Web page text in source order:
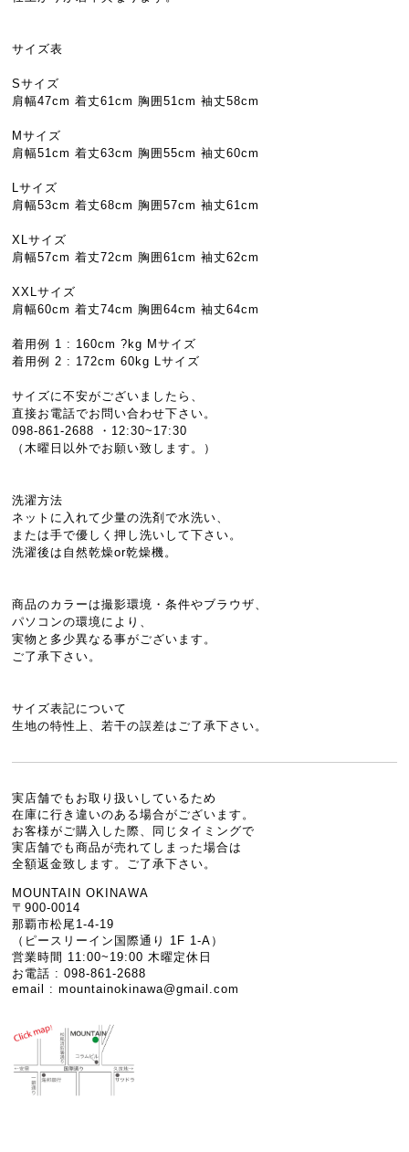
サイズ表
Sサイズ
肩幅47cm 着丈61cm 胸囲51cm 袖丈58cm
Mサイズ
肩幅51cm 着丈63cm 胸囲55cm 袖丈60cm
Lサイズ
肩幅53cm 着丈68cm 胸囲57cm 袖丈61cm
XLサイズ
肩幅57cm 着丈72cm 胸囲61cm 袖丈62cm
XXLサイズ
肩幅60cm 着丈74cm 胸囲64cm 袖丈64cm
着用例 1 : 160cm ?kg Mサイズ
着用例 2 : 172cm 60kg Lサイズ
サイズに不安がございましたら、
直接お電話でお問い合わせ下さい。
098-861-2688 ・12:30~17:30
（木曜日以外でお願い致します。）
洗濯方法
ネットに入れて少量の洗剤で水洗い、
または手で優しく押し洗いして下さい。
洗濯後は自然乾燥or乾燥機。
商品のカラーは撮影環境・条件やブラウザ、
パソコンの環境により、
実物と多少異なる事がございます。
ご了承下さい。
サイズ表記について
生地の特性上、若干の誤差はご了承下さい。
実店舗でもお取り扱いしているため
在庫に行き違いのある場合がございます。
お客様がご購入した際、同じタイミングで
実店舗でも商品が売れてしまった場合は
全額返金致します。ご了承下さい。
MOUNTAIN OKINAWA
〒900-0014
那覇市松尾1-4-19
（ピースリーイン国際通り 1F 1-A）
営業時間 11:00~19:00 木曜定休日
お電話 : 098-861-2688
email :mountainokinawa@gmail.com